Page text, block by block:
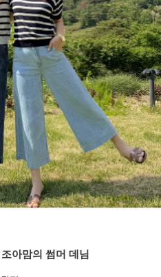
아맘의 썸머 데님